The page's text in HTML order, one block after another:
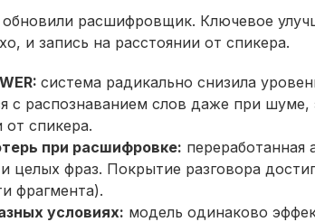
расшифровщик. Ключевое
и запись на расстоянии от спикера.
система радикально снизила
с распознаванием слов даже при шуме,
от спикера.
при расшифровке: переработанная
целых фраз. Покрытие разговора
фрагмента).
условиях: модель одинаково